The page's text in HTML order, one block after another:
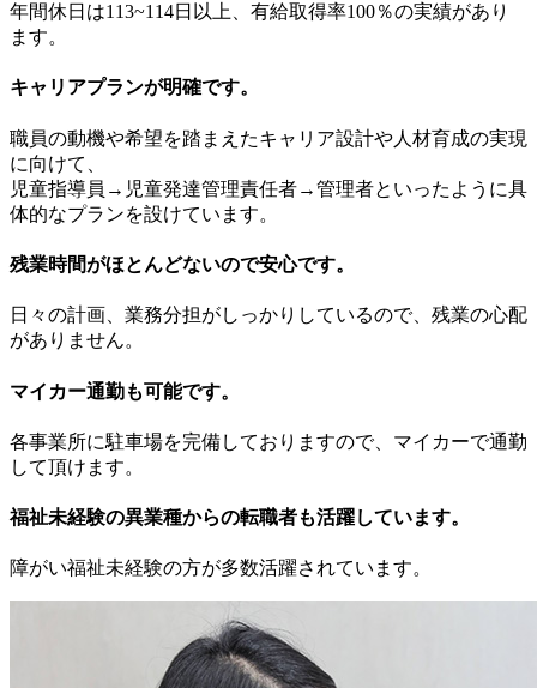
年間休日は113~114日以上、有給取得率100％の実績があり
ます。
キャリアプランが明確です。
職員の動機や希望を踏まえたキャリア設計や人材育成の実現
に向けて、
児童指導員→児童発達管理責任者→管理者といったように具
体的なプランを設けています。
残業時間がほとんどないので安心です。
日々の計画、業務分担がしっかりしているので、残業の心配
がありません。
マイカー通勤も可能です。
各事業所に駐車場を完備しておりますので、マイカーで通勤
して頂けます。
福祉未経験の異業種からの転職者も活躍しています。
障がい福祉未経験の方が多数活躍されています。